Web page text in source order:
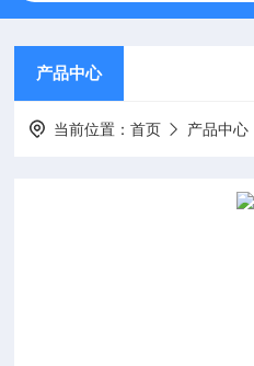
产品中心
当前位置：首页 产品中心